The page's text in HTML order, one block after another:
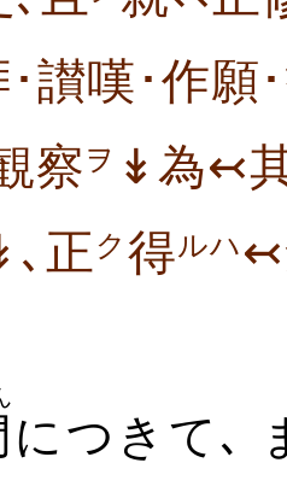
讃嘆･作願
察ヲ ↡為↢
､正ク 得ルハ↢
につきて､